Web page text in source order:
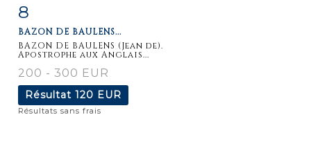
8
BAZON DE BAULENS...
BAZON DE BAULENS (Jean de).
Apostrophe aux Anglais...
200 - 300 EUR
Résultat 120 EUR
Résultats sans frais